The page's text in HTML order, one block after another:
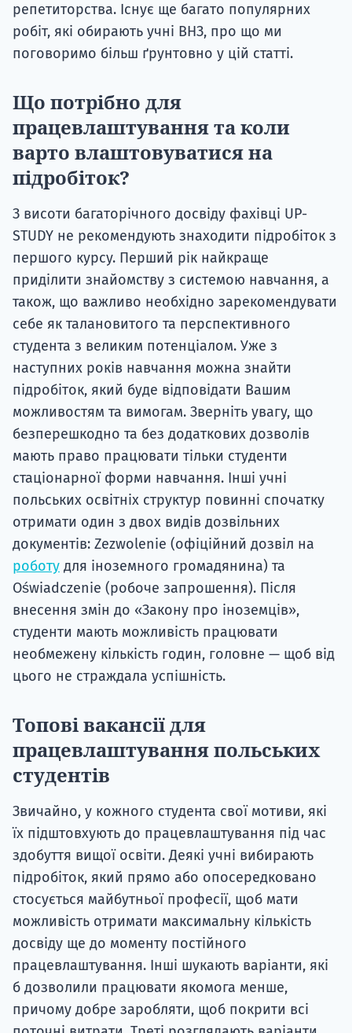
репетиторства. Існує ще багато популярних
робіт, які обирають учні ВНЗ, про що ми
поговоримо більш ґрунтовно у цій статті.
Що потрібно для
працевлаштування та коли
варто влаштовуватися на
підробіток?
З висоти багаторічного досвіду фахівці UP-
STUDY не рекомендують знаходити підробіток з
першого курсу. Перший рік найкраще
приділити знайомству з системою навчання, а
також, що важливо необхідно зарекомендувати
себе як талановитого та перспективного
студента з великим потенціалом. Уже з
наступних років навчання можна знайти
підробіток, який буде відповідати Вашим
можливостям та вимогам. Зверніть увагу, що
безперешкодно та без додаткових дозволів
мають право працювати тільки студенти
стаціонарної форми навчання. Інші учні
польських освітніх структур повинні спочатку
отримати один з двох видів дозвільних
документів: Zezwolenie (офіційний дозвіл на
роботу для іноземного громадянина) та
Oświadczenie (робоче запрошення). Після
внесення змін до «Закону про іноземців»,
студенти мають можливість працювати
необмежену кількість годин, головне — щоб від
цього не страждала успішність.
Топові вакансії для
працевлаштування польських
студентів
Звичайно, у кожного студента свої мотиви, які
їх підштовхують до працевлаштування під час
здобуття вищої освіти. Деякі учні вибирають
підробіток, який прямо або опосередковано
стосується майбутньої професії, щоб мати
можливість отримати максимальну кількість
досвіду ще до моменту постійного
працевлаштування. Інші шукають варіанти, які
б дозволили працювати якомога менше,
причому добре заробляти, щоб покрити всі